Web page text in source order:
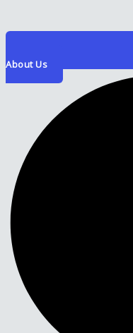
About Us